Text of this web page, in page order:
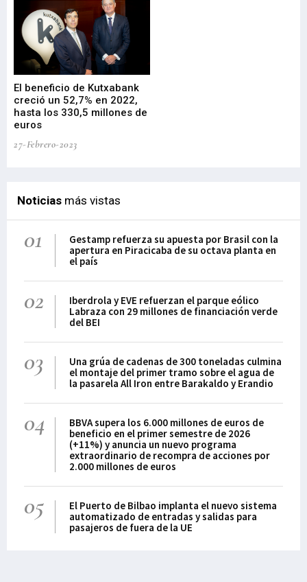
El beneficio de Kutxabank
creció un 52,7% en 2022,
hasta los 330,5 millones de
euros
27-Febrero-2023
Noticias más vistas
01
Gestamp refuerza su apuesta por Brasil con la
apertura en Piracicaba de su octava planta en
el país
02
Iberdrola y EVE refuerzan el parque eólico
Labraza con 29 millones de financiación verde
del BEI
03
Una grúa de cadenas de 300 toneladas culmina
el montaje del primer tramo sobre el agua de
la pasarela All Iron entre Barakaldo y Erandio
04
BBVA supera los 6.000 millones de euros de
beneficio en el primer semestre de 2026
(+11%) y anuncia un nuevo programa
extraordinario de recompra de acciones por
2.000 millones de euros
05
El Puerto de Bilbao implanta el nuevo sistema
automatizado de entradas y salidas para
pasajeros de fuera de la UE